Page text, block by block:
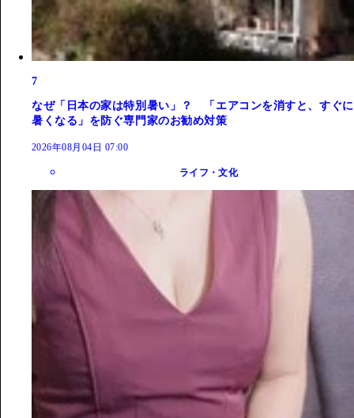
7
なぜ「日本の家は特別暑い」？ 「エアコンを消すと、すぐに
暑くなる」を防ぐ専門家のお勧め対策
2026年08月04日 07:00
ライフ・文化